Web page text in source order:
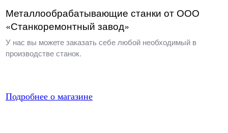
Металлообрабатывающие станки от ООО
«Станкоремонтный завод»
У нас вы можете заказать себе любой необходимый в
производстве станок.
Подробнее о магазине